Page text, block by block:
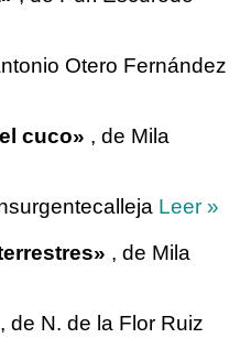
Otero Fernández
cuco» , de Mila
Leer »
, de Mila
, de N. de la Flor Ruiz